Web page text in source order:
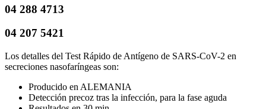
04 288 4713
04 207 5421
Los detalles del Test Rápido de Antígeno de SARS-CoV-2 en
secreciones nasofaríngeas son:
Producido en ALEMANIA
Detección precoz tras la infección, para la fase aguda